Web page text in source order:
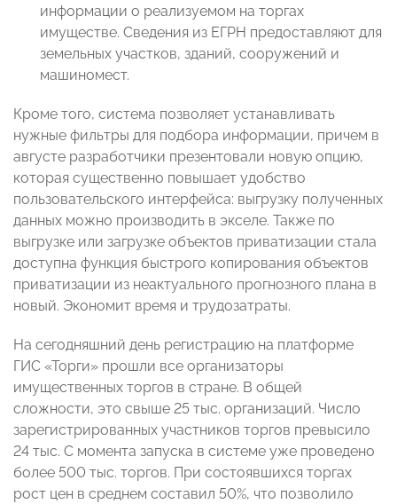
информации о реализуемом на торгах
имуществе. Сведения из ЕГРН предоставляют для
земельных участков, зданий, сооружений и
машиномест.
Кроме того, система позволяет устанавливать
нужные фильтры для подбора информации, причем в
августе разработчики презентовали новую опцию,
которая существенно повышает удобство
пользовательского интерфейса: выгрузку полученных
данных можно производить в экселе. Также по
выгрузке или загрузке объектов приватизации стала
доступна функция быстрого копирования объектов
приватизации из неактуального прогнозного плана в
новый. Экономит время и трудозатраты.
На сегодняшний день регистрацию на платформе
ГИС «Торги» прошли все организаторы
имущественных торгов в стране. В общей
сложности, это свыше 25 тыс. организаций. Число
зарегистрированных участников торгов превысило
24 тыс. С момента запуска в системе уже проведено
более 500 тыс. торгов. При состоявшихся торгах
рост цен в среднем составил 50%, что позволило